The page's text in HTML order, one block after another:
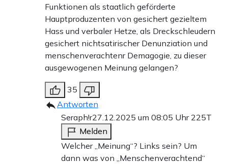
Funktionen als staatlich geförderte
Hauptproduzenten von gesichert gezieltem
Hass und verbaler Hetze, als Dreckschleudern
gesichert nichtsatirischer Denunziation und
menschenverachtenr Demagogie, zu dieser
ausgewogenen Meinung gelangen?
35
Antworten
Seraph!r27.12.2025 um 08:05 Uhr 225T
Melden
Welcher „Meinung“? Links sein? Um
dann was von „Menschenverachtend“